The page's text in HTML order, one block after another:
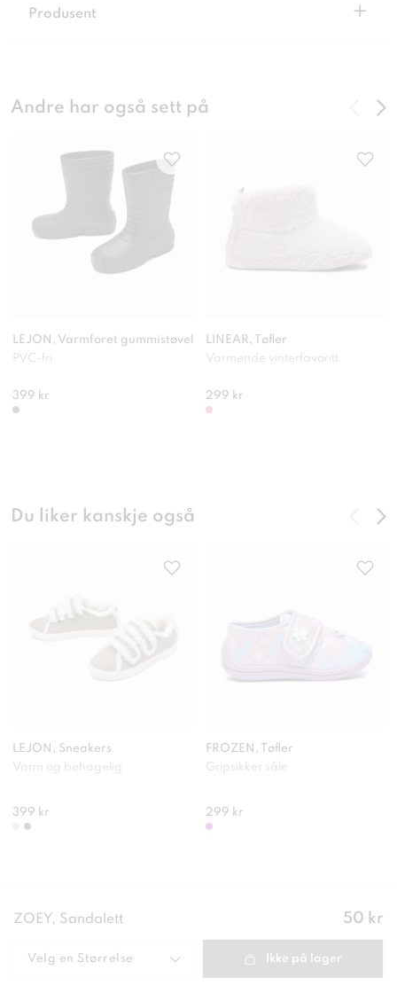
Produsent +
Andre har også sett på
LEJON, Varmforet gummistøvel
PVC-fri
399 kr
LINEAR, Tøfler
Varmende vinterfavoritt
299 kr
Du liker kanskje også
LEJON, Sneakers
Varm og behagelig
399 kr
FROZEN, Tøfler
Gripsikker såle
299 kr
ZOEY, Sandalett Pris:
50 kr
Velg en Størrelse Ikke på lager